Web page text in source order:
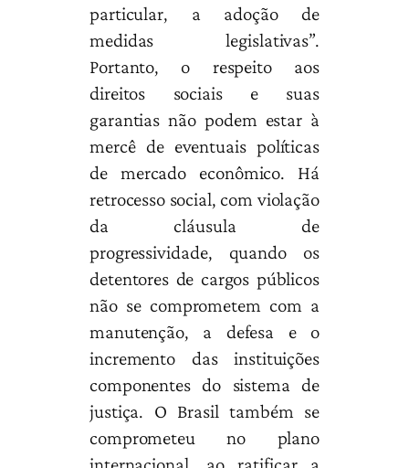
particular, a adoção de
medidas legislativas”.
Portanto, o respeito aos
direitos sociais e suas
garantias não podem estar à
mercê de eventuais políticas
de mercado econômico. Há
retrocesso social, com violação
da cláusula de
progressividade, quando os
detentores de cargos públicos
não se comprometem com a
manutenção, a defesa e o
incremento das instituições
componentes do sistema de
justiça. O Brasil também se
comprometeu no plano